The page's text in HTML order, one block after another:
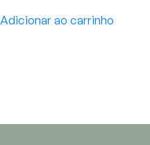
Adicionar ao carrinho